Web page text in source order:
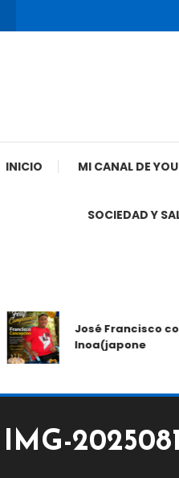
INICIO MI CANAL DE
SOCIEDAD Y
José Francisco
Inoa(japone
IMG-